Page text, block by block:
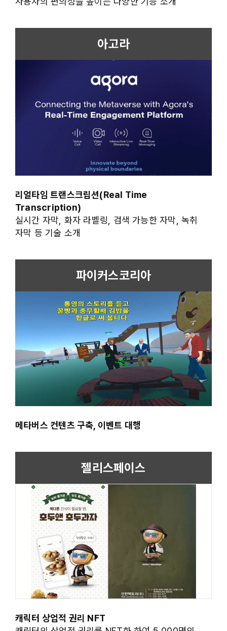
아고라
리얼타임 트랜스크립션(Real Time
Transcription)
실시간 자막, 화자 라벨링, 검색 가능한 자막, 녹취
자막 등 기술 소개
파이커스코리아
메타버스 컨텐츠 구축, 이벤트 대행
젤리스페이스
캐릭터 상업적 권리 NFT